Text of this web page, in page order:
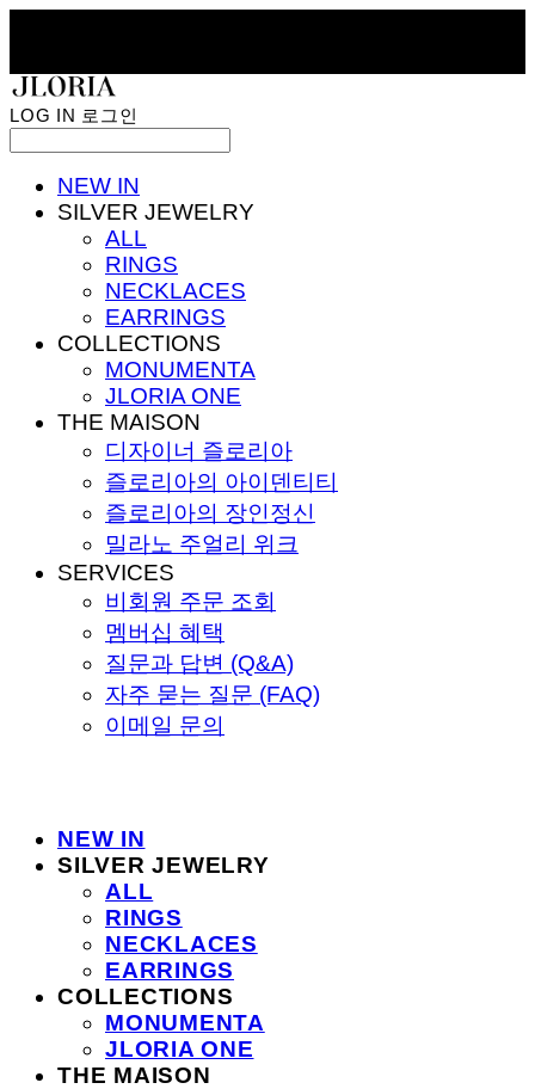
LOG IN 로그인
NEW IN
SILVER JEWELRY
ALL
RINGS
NECKLACES
EARRINGS
COLLECTIONS
MONUMENTA
JLORIA ONE
THE MAISON
디자이너 즐로리아
즐로리아의 아이덴티티
즐로리아의 장인정신
밀라노 주얼리 위크
SERVICES
비회원 주문 조회
멤버십 혜택
질문과 답변 (Q&A)
자주 묻는 질문 (FAQ)
이메일 문의
NEW IN
SILVER JEWELRY
ALL
RINGS
NECKLACES
EARRINGS
COLLECTIONS
MONUMENTA
JLORIA ONE
THE MAISON